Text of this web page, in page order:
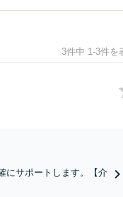
3件中 1-3件を
にサポートします。【介